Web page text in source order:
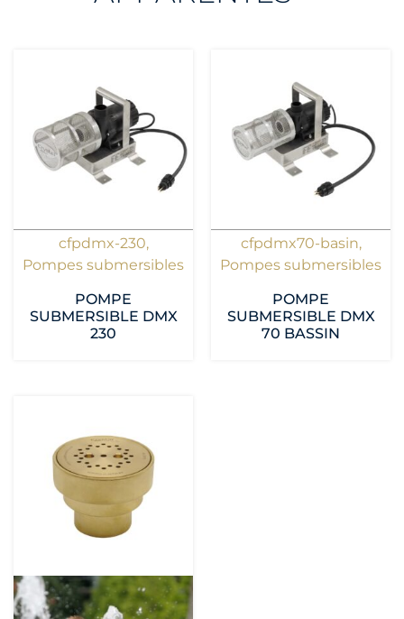
cfpdmx-230,
Pompes submersibles
POMPE
SUBMERSIBLE DMX
230
cfpdmx70-basin,
Pompes submersibles
POMPE
SUBMERSIBLE DMX
70 BASSIN